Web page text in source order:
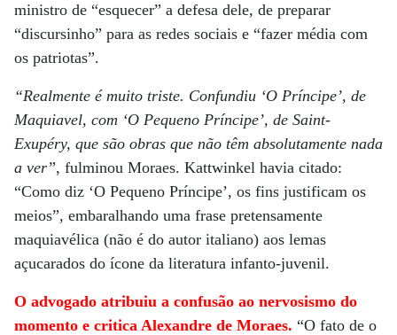
ministro de “esquecer” a defesa dele, de preparar
“discursinho” para as redes sociais e “fazer média com
os patriotas”.
“Realmente é muito triste. Confundiu ‘O Príncipe’, de
Maquiavel, com ‘O Pequeno Príncipe’, de Saint-
Exupéry, que são obras que não têm absolutamente nada
a ver”, fulminou Moraes. Kattwinkel havia citado:
“Como diz ‘O Pequeno Príncipe’, os fins justificam os
meios”, embaralhando uma frase pretensamente
maquiavélica (não é do autor italiano) aos lemas
açucarados do ícone da literatura infanto-juvenil.
O advogado atribuiu a confusão ao nervosismo do
momento e critica Alexandre de Moraes. “O fato de o